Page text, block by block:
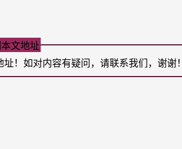
文地址
！如对内容有疑问，请联系我们，谢谢！